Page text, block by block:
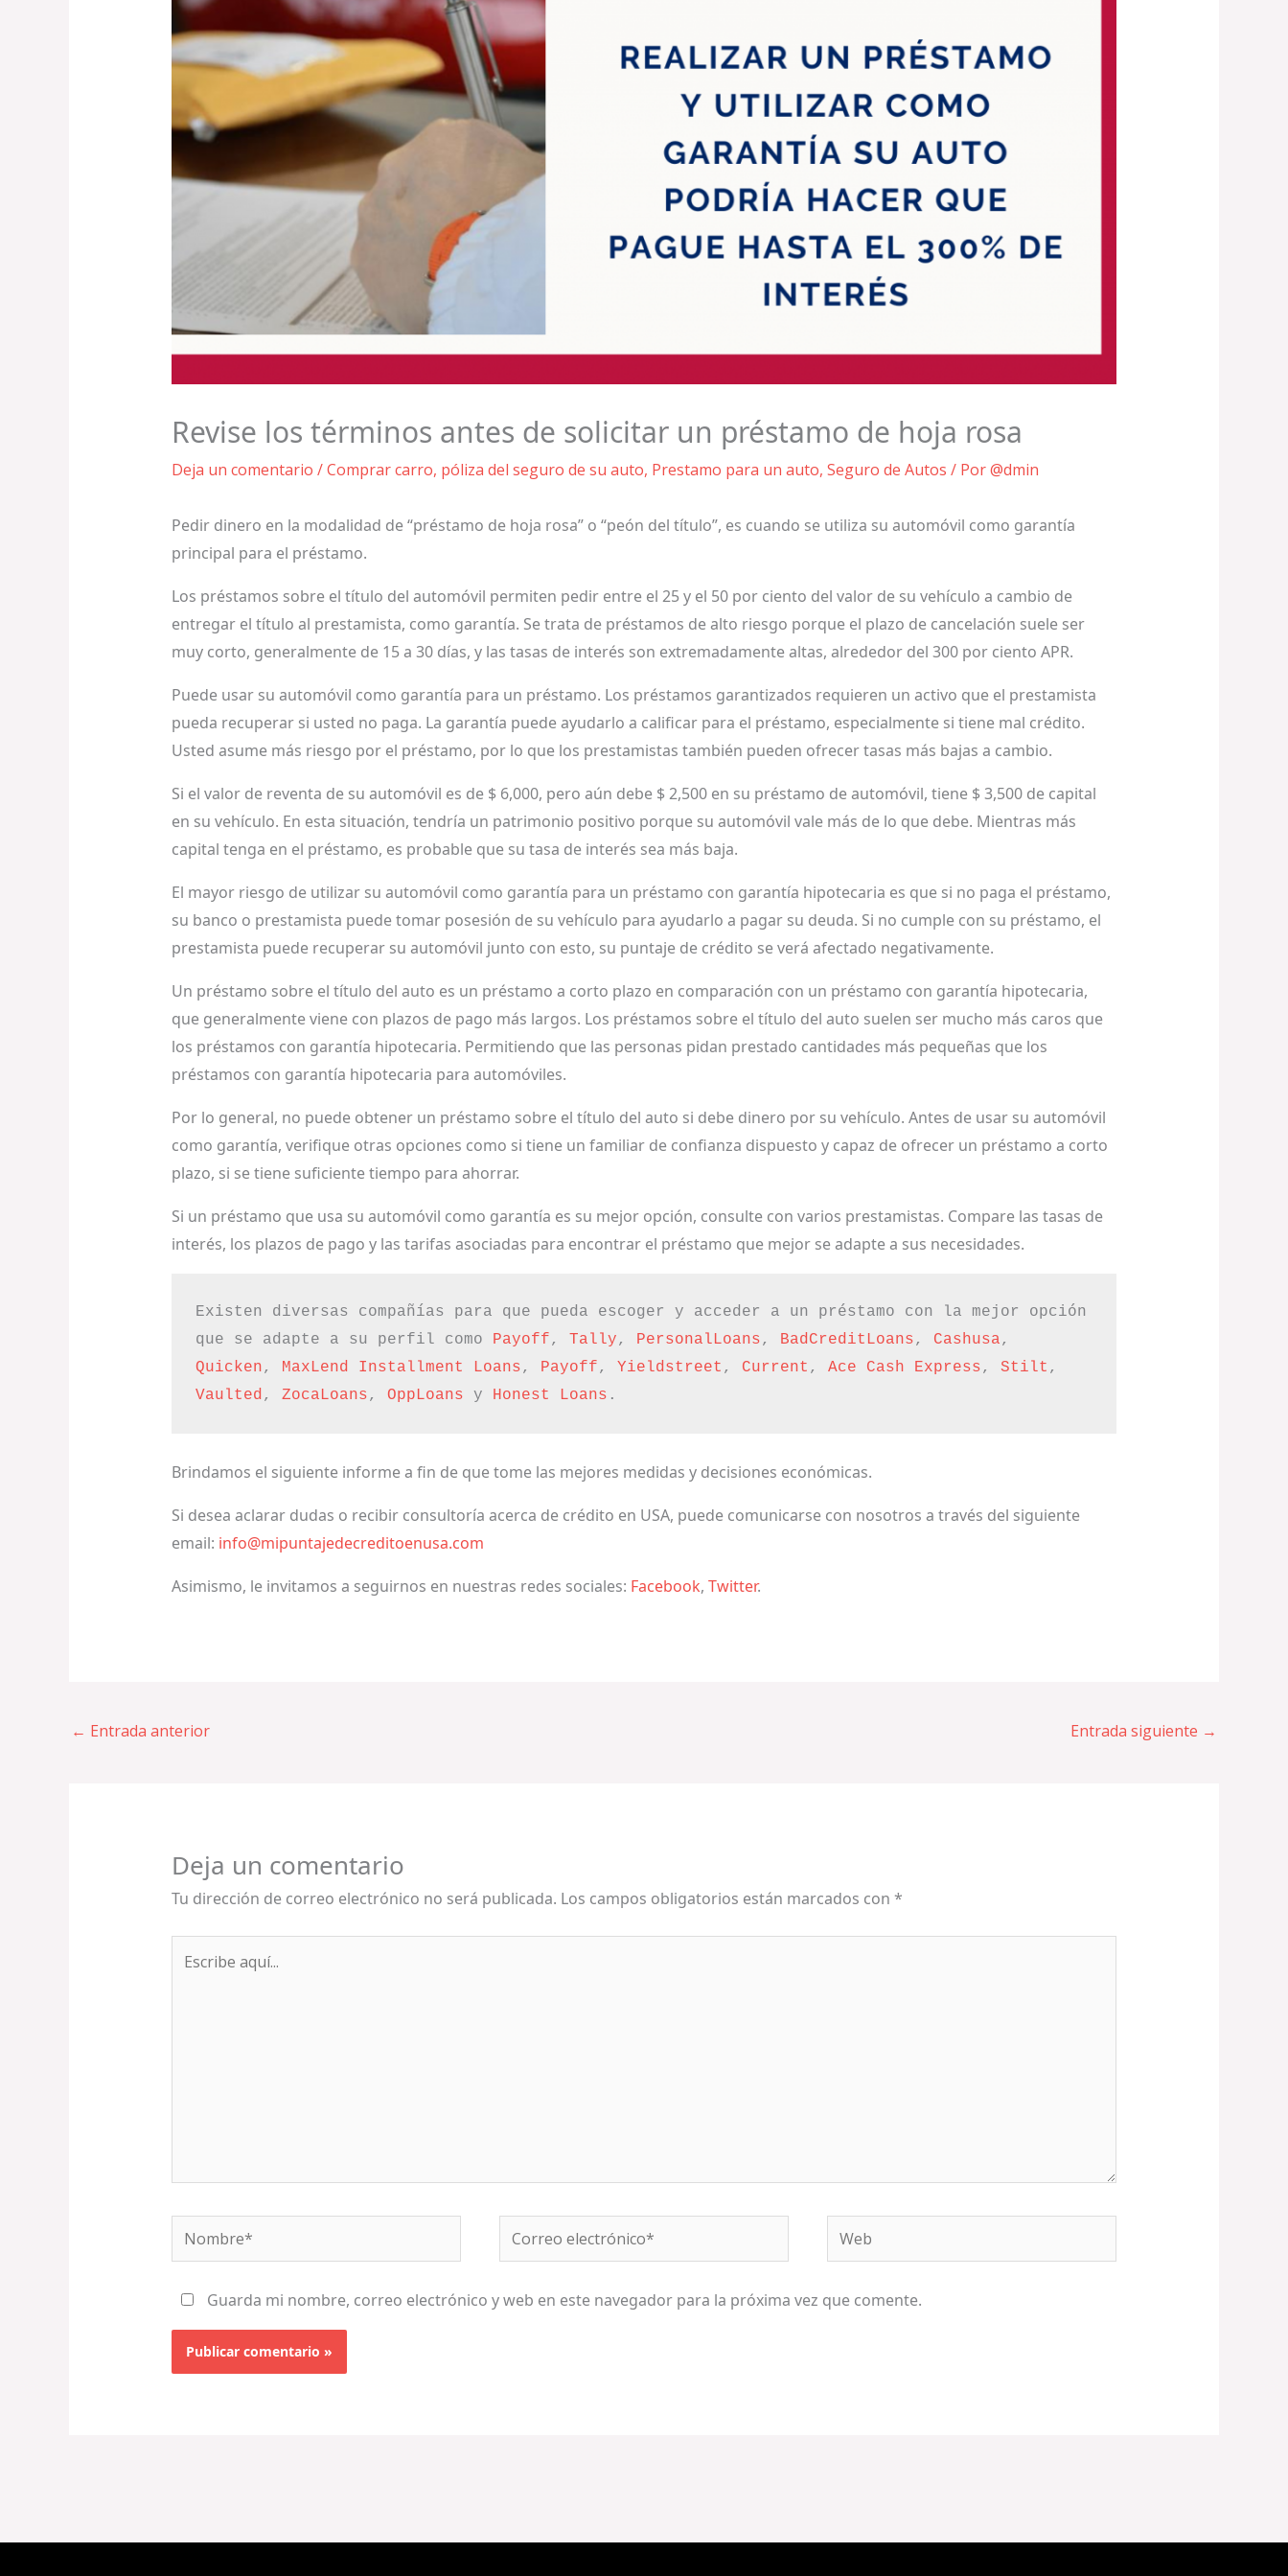
Revise los términos antes de solicitar un préstamo de hoja rosa
Deja un comentario /Comprar carro, póliza del seguro de su auto, Prestamo para un auto, Seguro de Autos / Por@dmin
Pedir dinero en la modalidad de “préstamo de hoja rosa” o “peón del título”, es cuando se utiliza su automóvil como garantía
principal para el préstamo.
Los préstamos sobre el título del automóvil permiten pedir entre el 25 y el 50 por ciento del valor de su vehículo a cambio de
entregar el título al prestamista, como garantía. Se trata de préstamos de alto riesgo porque el plazo de cancelación suele ser
muy corto, generalmente de 15 a 30 días, y las tasas de interés son extremadamente altas, alrededor del 300 por ciento APR.
Puede usar su automóvil como garantía para un préstamo. Los préstamos garantizados requieren un activo que el prestamista
pueda recuperar si usted no paga. La garantía puede ayudarlo a calificar para el préstamo, especialmente si tiene mal crédito.
Usted asume más riesgo por el préstamo, por lo que los prestamistas también pueden ofrecer tasas más bajas a cambio.
Si el valor de reventa de su automóvil es de $ 6,000, pero aún debe $ 2,500 en su préstamo de automóvil, tiene $ 3,500 de capital
en su vehículo. En esta situación, tendría un patrimonio positivo porque su automóvil vale más de lo que debe. Mientras más
capital tenga en el préstamo, es probable que su tasa de interés sea más baja.
El mayor riesgo de utilizar su automóvil como garantía para un préstamo con garantía hipotecaria es que si no paga el préstamo,
su banco o prestamista puede tomar posesión de su vehículo para ayudarlo a pagar su deuda. Si no cumple con su préstamo, el
prestamista puede recuperar su automóvil junto con esto, su puntaje de crédito se verá afectado negativamente.
Un préstamo sobre el título del auto es un préstamo a corto plazo en comparación con un préstamo con garantía hipotecaria,
que generalmente viene con plazos de pago más largos. Los préstamos sobre el título del auto suelen ser mucho más caros que
los préstamos con garantía hipotecaria. Permitiendo que las personas pidan prestado cantidades más pequeñas que los
préstamos con garantía hipotecaria para automóviles.
Por lo general, no puede obtener un préstamo sobre el título del auto si debe dinero por su vehículo. Antes de usar su automóvil
como garantía, verifique otras opciones como si tiene un familiar de confianza dispuesto y capaz de ofrecer un préstamo a corto
plazo, si se tiene suficiente tiempo para ahorrar.
Si un préstamo que usa su automóvil como garantía es su mejor opción, consulte con varios prestamistas. Compare las tasas de
interés, los plazos de pago y las tarifas asociadas para encontrar el préstamo que mejor se adapte a sus necesidades.
Existen diversas compañías para que pueda escoger y acceder a un préstamo con la mejor opción
que se adapte a su perfil como Payoff, Tally, PersonalLoans, BadCreditLoans, Cashusa
Quicken, MaxLend Installment Loans, Payoff, Yieldstreet , Current , Ace Cash Express, Stilt
Vaulted, ZocaLoans, OppLoans y Honest Loans .
Brindamos el siguiente informe a fin de que tome las mejores medidas y decisiones económicas.
Si desea aclarar dudas o recibir consultoría acerca de crédito en USA, puede comunicarse con nosotros a través del siguiente
email: info@mipuntajedecreditoenusa.com
Asimismo, le invitamos a seguirnos en nuestras redes sociales: Facebook, Twitter.
← Entrada anterior Entrada siguiente →
Deja un comentario
Tu dirección de correo electrónico no será publicada. Los campos obligatorios están marcados con *
Nombre*
Correo
electrónico*
Web
Guarda mi nombre, correo electrónico y web en este navegador para la próxima vez que comente.